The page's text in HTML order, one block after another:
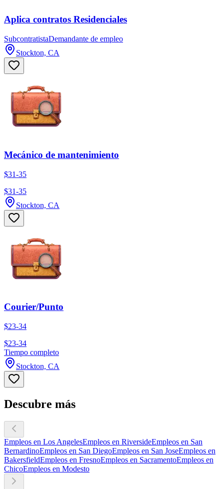
Aplica contratos Residenciales
SubcontratistaDemandante de empleo
Stockton, CA
Mecánico de mantenimiento
$31-35
$31-35
Stockton, CA
Courier/Punto
$23-34
$23-34
Tiempo completo
Stockton, CA
Descubre más
Empleos en Los AngelesEmpleos en RiversideEmpleos en San
BernardinoEmpleos en San DiegoEmpleos en San JoseEmpleos en
BakersfieldEmpleos en FresnoEmpleos en SacramentoEmpleos en
ChicoEmpleos en Modesto